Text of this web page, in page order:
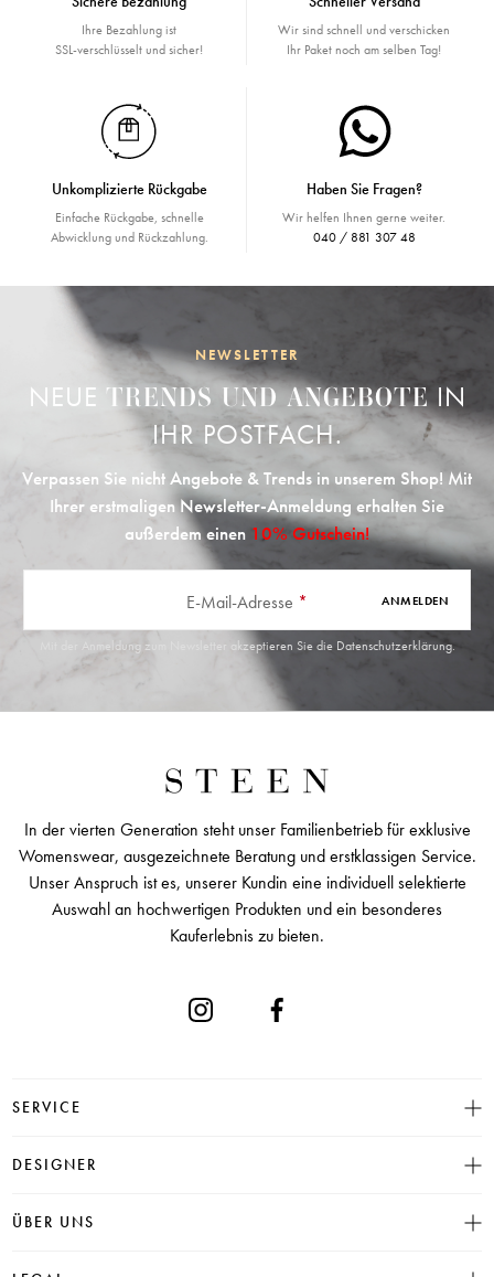
Ihre Bezahlung ist
SSL-verschlüsselt und sicher!
Wir sind schnell und verschicken
Ihr Paket noch am selben Tag!
Unkomplizierte Rückgabe
Einfache Rückgabe, schnelle
Abwicklung und Rückzahlung.
Haben Sie Fragen?
Wir helfen Ihnen gerne weiter.
040 / 881 307 48
NEWSLETTER
NEUE TRENDS UND ANGEBOTEIN
IHR POSTFACH.
Verpassen Sie nicht Angebote & Trends in unserem Shop! Mit
Ihrer erstmaligen Newsletter-Anmeldung erhalten Sie
außerdem einen 10% Gutschein!
E-Mail-Adresse * ANMELDEN
Mit der Anmeldung zum Newsletter akzeptieren Sie die Datenschutzerklärung.
In der vierten Generation steht unser Familienbetrieb für exklusive
Womenswear, ausgezeichnete Beratung und erstklassigen Service.
Unser Anspruch ist es, unserer Kundin eine individuell selektierte
Auswahl an hochwertigen Produkten und ein besonderes
Kauferlebnis zu bieten.
SERVICE
Größentabelle
Häufige Fragen
DESIGNER
INSIEME
ÜBER UNS
Historie